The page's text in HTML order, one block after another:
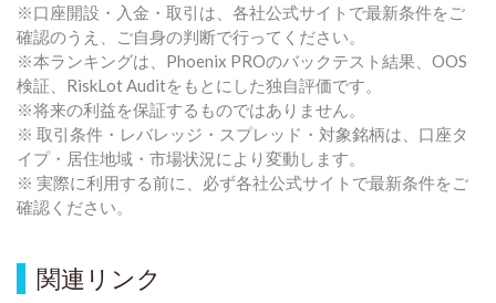
※口座開設・入金・取引は、各社公式サイトで最新条件をご
確認のうえ、ご自身の判断で行ってください。
※本ランキングは、Phoenix PROのバックテスト結果、OOS
検証、RiskLot Auditをもとにした独自評価です。
※将来の利益を保証するものではありません。
※ 取引条件・レバレッジ・スプレッド・対象銘柄は、口座タ
イプ・居住地域・市場状況により変動します。
※ 実際に利用する前に、必ず各社公式サイトで最新条件をご
確認ください。
関連リンク